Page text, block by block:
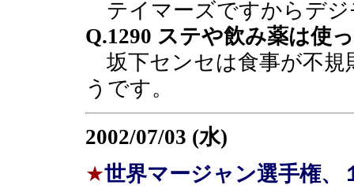
テイマーズですからデジ
Q.1290 ステや飲み薬は使
坂下センセは食事が不規
うです。
2002/07/03 (水)
★世界マージャン選手権、